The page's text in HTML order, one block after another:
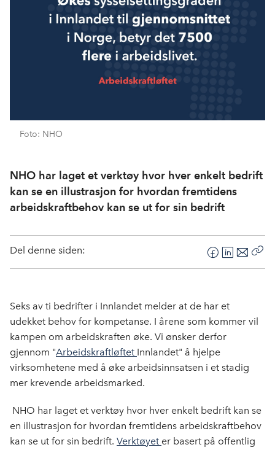
Foto: NHO
NHO har laget et verktøy hvor hver enkelt bedrift
kan se en illustrasjon for hvordan fremtidens
arbeidskraftbehov kan se ut for sin bedrift
Del denne siden:
F
e
b
o
k
L
k
e
E
s
Seks av ti bedrifter i Innlandet melder at de har et
udekket behov for kompetanse. I årene som kommer vil
kampen om arbeidskraften øke. Vi ønsker derfor
gjennom "Arbeidskraftløftet Innlandet" å hjelpe
virksomhetene med å øke arbeidsinnsatsen i et stadig
mer krevende arbeidsmarked.
NHO har laget et verktøy hvor hver enkelt bedrift kan se
en illustrasjon for hvordan fremtidens arbeidskraftbehov
kan se ut for sin bedrift. Verktøyet er basert på offentlig